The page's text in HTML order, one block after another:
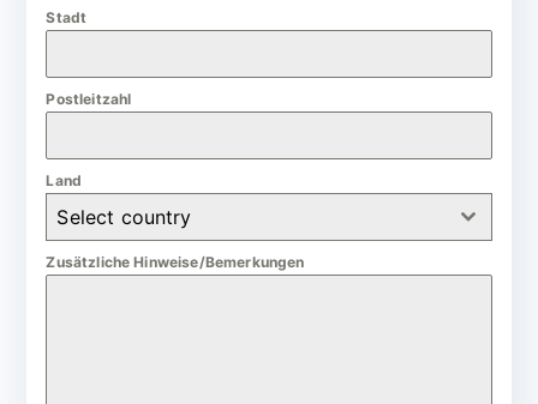
y
Stadt
Postleitzahl
Land
Select country
Zusätzliche Hinweise/Bemerkungen